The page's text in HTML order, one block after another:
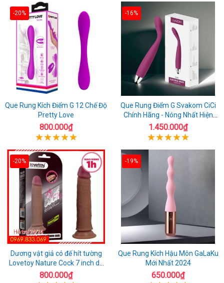
-20%
Que Rung Kích Điểm G 12 Chế Độ
Pretty Love
800.000₫
-16%
Que Rung Điểm G Svakom CiCi
Chính Hãng - Nóng Nhất Hiện
Nay
1.450.000₫
-20%
Dương vật giả có đế hít tường
Lovetoy Nature Cock 7 inch da
đen
800.000₫
-19%
Que Rung Kích Hậu Môn GaLaKu
Mới Nhất 2024
650.000₫